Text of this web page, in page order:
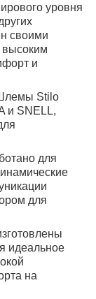
уровня
своими
высоким
и
Stilo
и SNELL,
для
для
идеальное
на